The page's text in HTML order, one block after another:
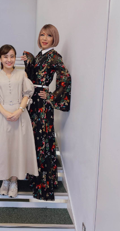
ではありません。
惑を掛けない様に気を付けまし
で下さい。
ン菊地さん＞
らと言って、髪が生えてくる訳
はよくなりません。
って、願いが叶う訳ではな
も、願いは叶いませんよ。
平みたいになれない。
。
らない。
。流れませんので。
許を取りなさい。
にして日サロに行きなさい。
しているとは思います。日本
けではないんですけど、『や
』というのが代々先輩たちから
と思う。そういう先輩たちを見
ハリができているチームだなと
いますか？
苦手なんですよ、オンとオフ。
にしちゃうとずっとオフなの
いたら、じゃあ自分もとなれ
そういう面では体に合っている
でプレーをされました。新庄
どのような影響がありました